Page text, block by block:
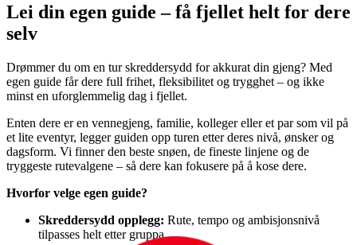
Lei din egen guide – få fjellet helt for dere
selv
Drømmer du om en tur skreddersydd for akkurat din gjeng? Med
egen guide får dere full frihet, fleksibilitet og trygghet – og ikke
minst en uforglemmelig dag i fjellet.
Enten dere er en vennegjeng, familie, kolleger eller et par som vil på
et lite eventyr, legger guiden opp turen etter deres nivå, ønsker og
dagsform. Vi finner den beste snøen, de fineste linjene og de
tryggeste rutevalgene – så dere kan fokusere på å kose dere.
Hvorfor velge egen guide?
Skreddersydd opplegg: Rute, tempo og ambisjonsnivå
tilpasses helt etter gruppa.